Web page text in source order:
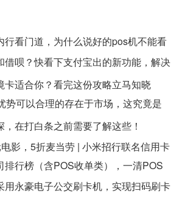
行看门道，为什么说好的pos机不能看
借呗？快看下支付宝出的新功能，解决
卡适合你？看完这份攻略立马知晓
势可以合理的存在于市场，这究竟是
在打白条之前需要了解这些！
影，5折麦当劳 | 小米招行联名信用卡
排行榜（含POS收单类），一清POS
用永豪电子公交刷卡机，实现扫码刷卡